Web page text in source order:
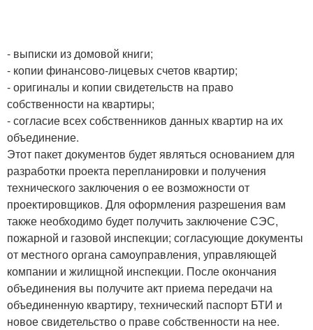
- выписки из домовой книги;
- копии финансово-лицевых счетов квартир;
- оригиналы и копии свидетельств на право
собственности на квартиры;
- согласие всех собственников данных квартир на их
объединение.
Этот пакет документов будет являться основанием для
разработки проекта перепланировки и получения
технического заключения о ее возможности от
проектировщиков. Для оформления разрешения вам
также необходимо будет получить заключение СЭС,
пожарной и газовой инспекции; согласующие документы
от местного органа самоуправления, управляющей
компании и жилищной инспекции. После окончания
объединения вы получите акт приема передачи на
объединенную квартиру, технический паспорт БТИ и
новое свидетельство о праве собственности на нее.